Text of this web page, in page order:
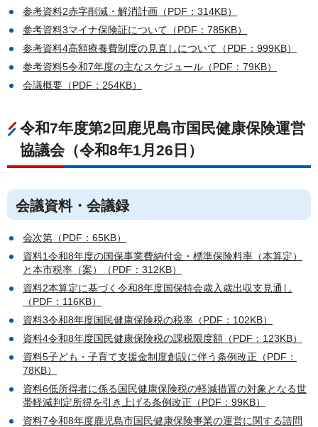
参考資料2赤字削減・解消計画（PDF：314KB）
参考資料3マイナ保険証について（PDF：785KB）
参考資料4高額療養費制度の見直しについて（PDF：999KB）
参考資料5令和7年度の主なスケジュール（PDF：79KB）
会議概要（PDF：254KB）
令和7年度第2回鹿児島市国民健康保険運営
協議会（令和8年1月26日）
会議資料・会議録
会次第（PDF：65KB）
資料1令和8年度の国保事業費納付金・標準保険料率（本算定）
と本市税率（案）（PDF：312KB）
資料2本算定に基づく令和8年度国保特会歳入歳出収支見通し
（PDF：116KB）
資料3令和8年度国民健康保険税の税率（PDF：102KB）
資料4令和8年度国民健康保険税の課税限度額（PDF：123KB）
資料5子ども・子育て支援金制度創設に伴う条例改正（PDF：
78KB）
資料6低所得者に係る国民健康保険税の軽減措置の対象となる世
帯軽減判定所得を引き上げる条例改正（PDF：99KB）
資料7令和8年度鹿児島市国民健康保険事業の運営に関する諮問